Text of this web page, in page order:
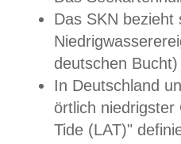
Das SKN
deutschen
In Deutschland
örtlich
Tide (LAT)"